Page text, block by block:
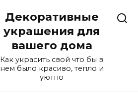
Декоративные
украшения для
вашего дома
Как украсить свой что бы в
нем было красиво, тепло и
уютно